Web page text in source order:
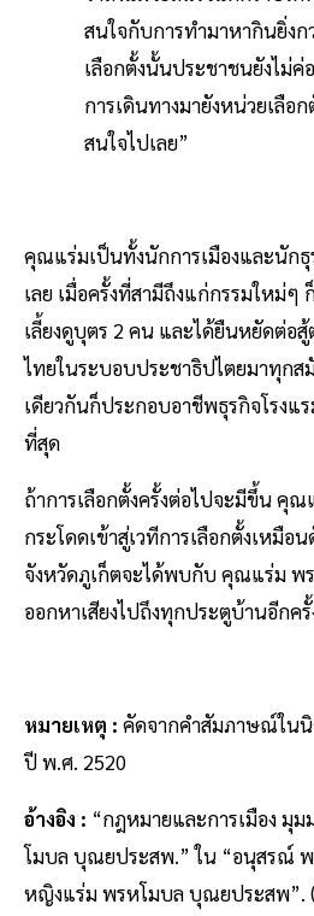
สนใจกับการทำมาหากินยิ่งก
เลือกตั้งนั้นประชาชนยังไม่ค่
การเดินทางมายังหน่วยเลือ
สนใจไปเลย”
คุณแร่มเป็นทั้งนักการเมืองและนักธุ
เลย เมื่อครั้งที่สามีถึงแก่กรรมใหม่
เลี้ยงดูบุตร 2 คน และได้ยืนหยัดต่อสู้
ไทยในระบอบประชาธิปไตยมาทุก
เดียวกันก็ประกอบอาชีพธุรกิจโรงแ
ที่สุด
ถ้าการเลือกตั้งครั้งต่อไปจะมีขึ้น คุ
กระโดดเข้าสู่เวทีการเลือกตั้งเหมือ
จังหวัดภูเก็ตจะได้พบกับ คุณแร่ม
ออกหาเสียงไปถึงทุกประตูบ้านอีกค
หมายเหตุ : คัดจากคำสัมภาษณ์ใน
ปี พ.ศ. 2520
อ้างอิง : “กฎหมายและการเมือง มุ
โมบล บุณยประสพ.” ใน “อนุสรณ์
หญิงแร่ม พรหโมบล บุณยประสพ”.